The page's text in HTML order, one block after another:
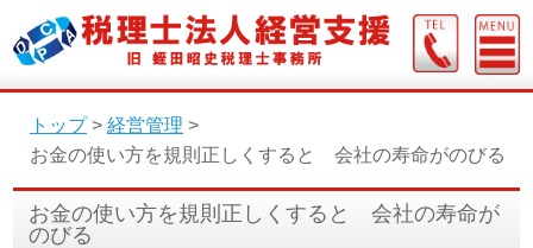
トップ> 経営管理 >
お金の使い方を規則正しくすると 会社の寿命がのびる
お金の使い方を規則正しくすると 会社の寿命が
のびる